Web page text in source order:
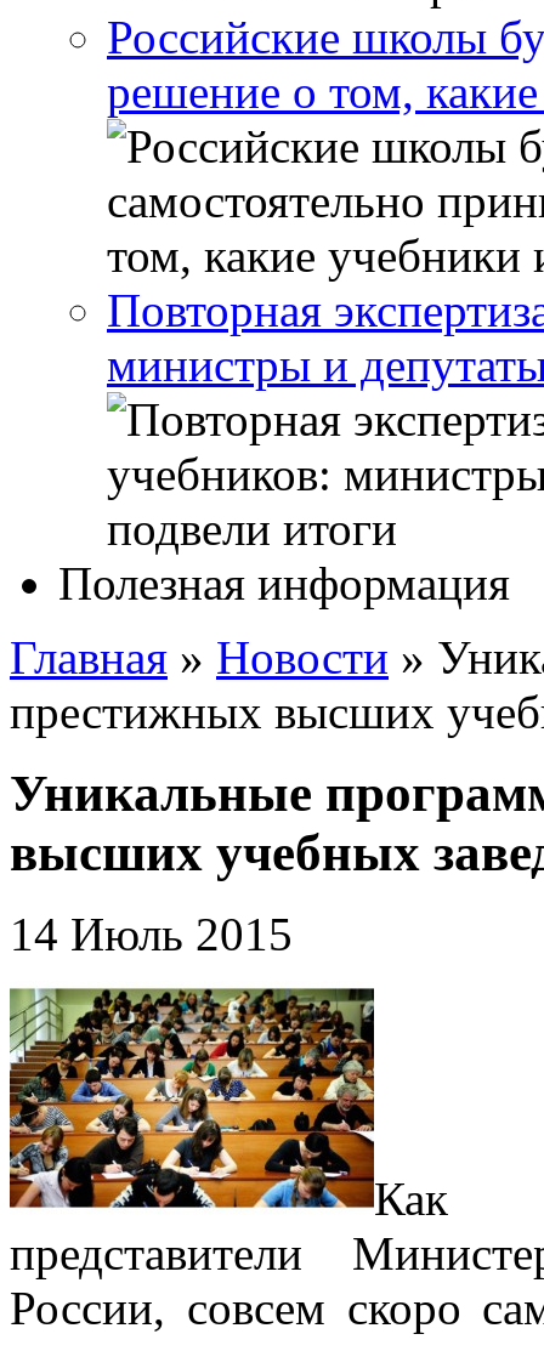
Российские школы
решение о том,
Повторная
министры и
Полезная информация
Главная » Новости »
престижных высших
Уникальные
высших учебных
14 Июль 2015
Как
представители
России, совсем скоро